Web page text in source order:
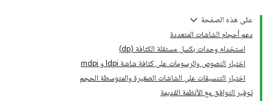
على هذه الصفحة
دعم أحجام الشاشات المتعددة
استخدام وحدات بكسل مستقلة الكثافة (dp)
اختبار النصوص والرسومات على كثافة شاشة ldpi و mdpi
اختبار التنسيقات على الشاشات الصغيرة والمتوسطة الحجم
توفير التوافق مع الأنظمة القديمة